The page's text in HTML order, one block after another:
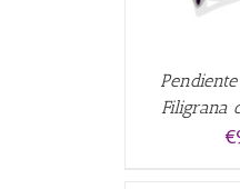
Filigrana
€